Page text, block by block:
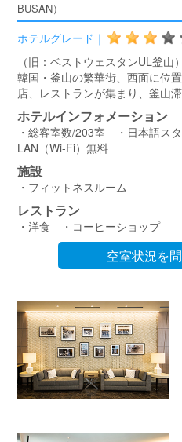
BUSAN）
ホテルグレード｜
（旧：ベストウェスタンUL釜山）
韓国・釜山の繁華街、西面に位
店、レストランが集まり、釜山
ホテルインフォメーション
・総客室数/203室 ・日本語
LAN（Wi-Fi）無料
施設
・フィットネスルーム
レストラン
・洋食 ・コーヒーショップ
空室状況を